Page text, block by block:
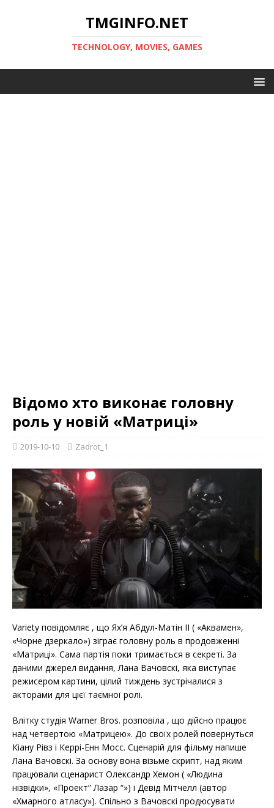
TMGINFO.NET
ТECHNOLOGY, MOVIES, GAMES
Відомо хто виконає головну
роль у новій «Матриці»
2019-10-10 Zadrot_1
Variety повідомляє , що Ях’я Абдул-Матін II ( «Аквамен»,
«Чорне дзеркало») зіграє головну роль в продовженні
«Матриці». Сама партія поки тримається в секреті. За
даними джерел видання, Лана Вачовскі, яка виступає
режисером картини, цілий тиждень зустрічалися з
акторами для цієї таємної ролі.
Влітку студія Warner Bros. розповіла , що дійсно працює
над четвертою «Матрицею». До своїх ролей повернуться
Кіану Рівз і Керрі-Енн Мосс. Сценарій для фільму напише
Лана Вачовскі. За основу вона візьме скрипт, над яким
працювали сценарист Олександр Хемон ( «Людина
нізвідки», «Проект” Лазар “») і Девід Мітчелл (автор
«Хмарного атласу»). Спільно з Вачовскі продюсувати